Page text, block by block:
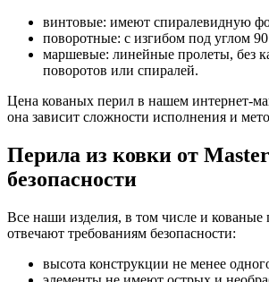
винтовые: имеют спиралевидную
поворотные: с изгибом под углом
маршевые: линейные пролеты, без
поворотов или спиралей.
Цена кованых перил в нашем интернет-
она зависит сложности исполнения и
Перила из ковки от
безопасности
Все наши изделия, в том числе и кованые
отвечают требованиям безопасности:
высота конструкции не менее